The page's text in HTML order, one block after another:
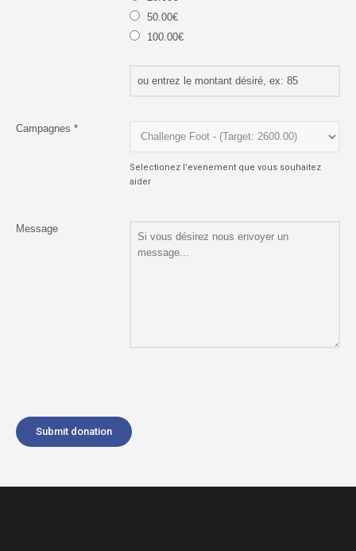
50.00€
100.00€
Campagnes*
Selectionez l'evenement que vous souhaitez
aider
Message